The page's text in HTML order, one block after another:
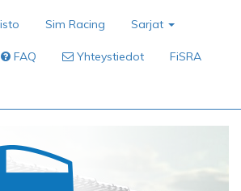
Sim Racing Sarjat
FAQ Yhteystiedot FiSRA